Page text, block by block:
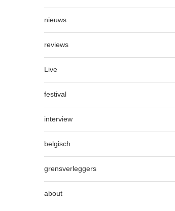
nieuws
reviews
Live
festival
interview
belgisch
grensverleggers
about